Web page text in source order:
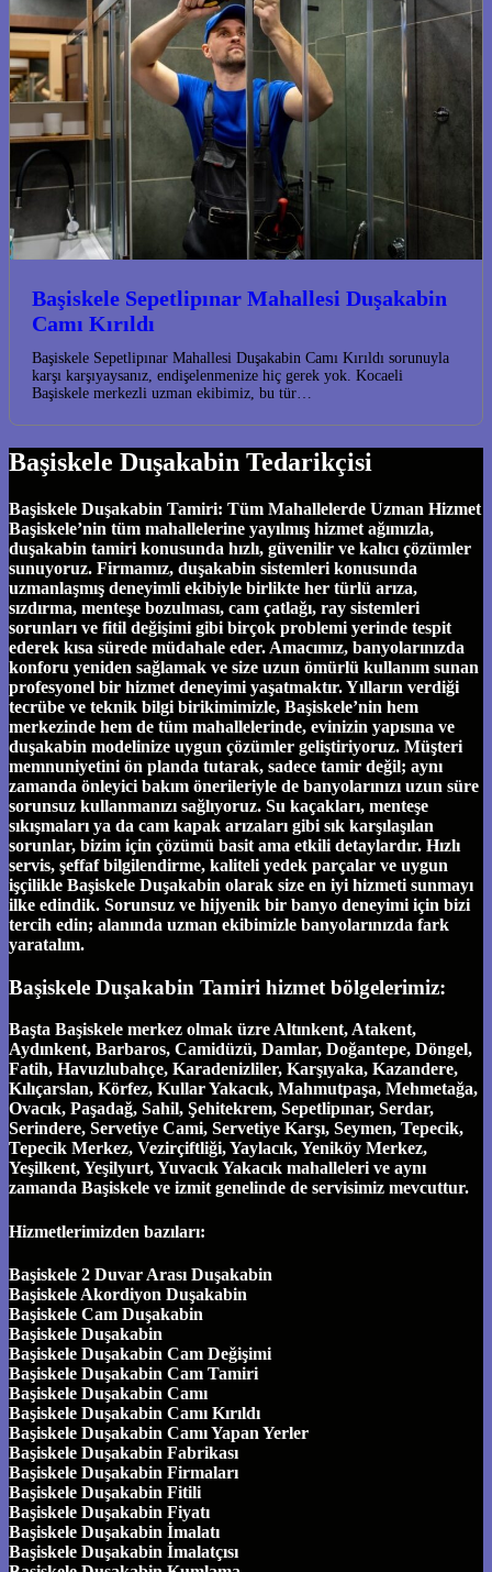
Başiskele Sepetlipınar Mahallesi Duşakabin
Camı Kırıldı
Başiskele Sepetlipınar Mahallesi Duşakabin Camı Kırıldı sorunuyla
karşı karşıyaysanız, endişelenmenize hiç gerek yok. Kocaeli
Başiskele merkezli uzman ekibimiz, bu tür…
Başiskele Duşakabin Tedarikçisi
Başiskele Duşakabin Tamiri: Tüm Mahallelerde Uzman Hizmet
Başiskele’nin tüm mahallelerine yayılmış hizmet ağımızla,
duşakabin tamiri konusunda hızlı, güvenilir ve kalıcı çözümler
sunuyoruz. Firmamız, duşakabin sistemleri konusunda
uzmanlaşmış deneyimli ekibiyle birlikte her türlü arıza,
sızdırma, menteşe bozulması, cam çatlağı, ray sistemleri
sorunları ve fitil değişimi gibi birçok problemi yerinde tespit
ederek kısa sürede müdahale eder. Amacımız, banyolarınızda
konforu yeniden sağlamak ve size uzun ömürlü kullanım sunan
profesyonel bir hizmet deneyimi yaşatmaktır. Yılların verdiği
tecrübe ve teknik bilgi birikimimizle, Başiskele’nin hem
merkezinde hem de tüm mahallelerinde, evinizin yapısına ve
duşakabin modelinize uygun çözümler geliştiriyoruz. Müşteri
memnuniyetini ön planda tutarak, sadece tamir değil; aynı
zamanda önleyici bakım önerileriyle de banyolarınızı uzun süre
sorunsuz kullanmanızı sağlıyoruz. Su kaçakları, menteşe
sıkışmaları ya da cam kapak arızaları gibi sık karşılaşılan
sorunlar, bizim için çözümü basit ama etkili detaylardır. Hızlı
servis, şeffaf bilgilendirme, kaliteli yedek parçalar ve uygun
işçilikle Başiskele Duşakabin olarak size en iyi hizmeti sunmayı
ilke edindik. Sorunsuz ve hijyenik bir banyo deneyimi için bizi
tercih edin; alanında uzman ekibimizle banyolarınızda fark
yaratalım.
Başiskele Duşakabin Tamiri hizmet bölgelerimiz:
Başta Başiskele merkez olmak üzre Altınkent, Atakent,
Aydınkent, Barbaros, Camidüzü, Damlar, Doğantepe, Döngel,
Fatih, Havuzlubahçe, Karadenizliler, Karşıyaka, Kazandere,
Kılıçarslan, Körfez, Kullar Yakacık, Mahmutpaşa, Mehmetağa,
Ovacık, Paşadağ, Sahil, Şehitekrem, Sepetlipınar, Serdar,
Serindere, Servetiye Cami, Servetiye Karşı, Seymen, Tepecik,
Tepecik Merkez, Vezirçiftliği, Yaylacık, Yeniköy Merkez,
Yeşilkent, Yeşilyurt, Yuvacık Yakacık mahalleleri ve aynı
zamanda Başiskele ve izmit genelinde de servisimiz mevcuttur.
Hizmetlerimizden bazıları:
Başiskele 2 Duvar Arası Duşakabin
Başiskele Akordiyon Duşakabin
Başiskele Cam Duşakabin
Başiskele Duşakabin
Başiskele Duşakabin Cam Değişimi
Başiskele Duşakabin Cam Tamiri
Başiskele Duşakabin Camı
Başiskele Duşakabin Camı Kırıldı
Başiskele Duşakabin Camı Yapan Yerler
Başiskele Duşakabin Fabrikası
Başiskele Duşakabin Firmaları
Başiskele Duşakabin Fitili
Başiskele Duşakabin Fiyatı
Başiskele Duşakabin İmalatı
Başiskele Duşakabin İmalatçısı